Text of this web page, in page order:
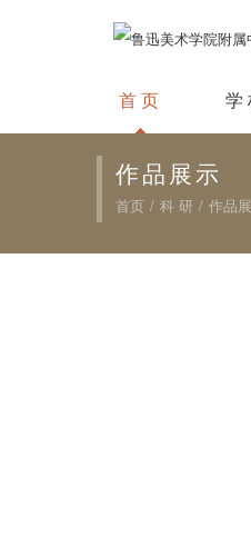
首 页 学
作品展示
首页 / 科 研 / 作品